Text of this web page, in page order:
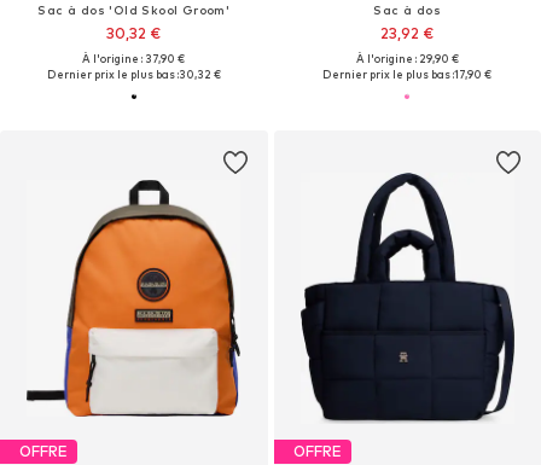
Sac à dos 'Old Skool Groom'
30,32 €
À l'origine : 37,90 €
Dernier prix le plus bas :30,32 €
Sac à dos
23,92 €
À l'origine : 29,90 €
Dernier prix le plus bas :17,90 €
OFFRE OFFRE